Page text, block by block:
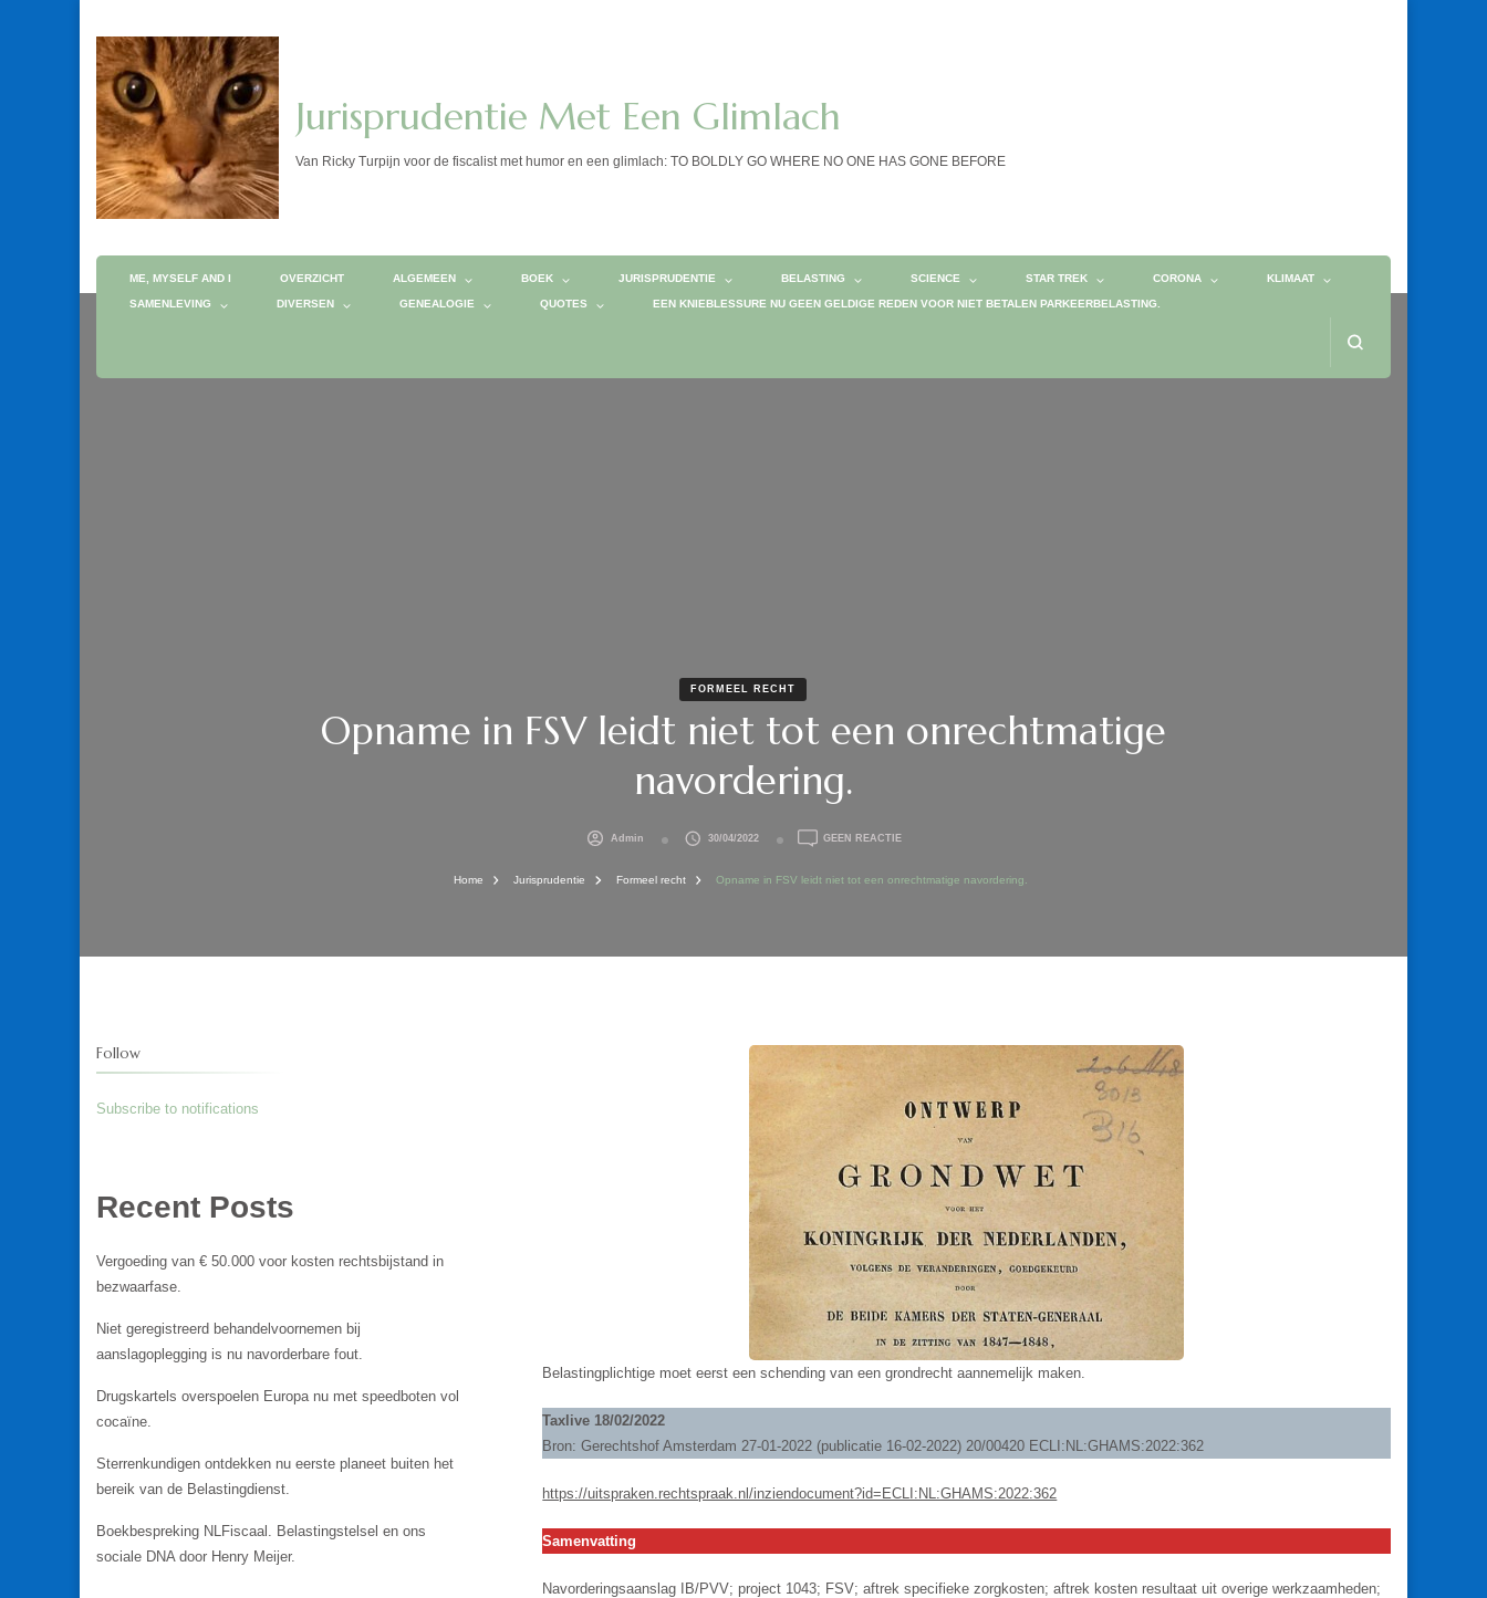
Jurisprudentie Met Een Glimlach
Van Ricky Turpijn voor de fiscalist met humor en een glimlach: TO BOLDLY GO WHERE NO ONE HAS GONE BEFORE
ME, MYSELF AND I OVERZICHT ALGEMEEN BOEK JURISPRUDENTIE BELASTING SCIENCE STAR TREK CORONA KLIMAAT
SAMENLEVING DIVERSEN GENEALOGIE QUOTES EEN KNIEBLESSURE NU GEEN GELDIGE REDEN VOOR NIET BETALEN PARKEERBELASTING.
FORMEEL RECHT
Opname in FSV leidt niet tot een onrechtmatige
navordering.
Admin 30/04/2022 GEEN REACTIEOP
FSV
Home Jurisprudentie Formeel recht Opname in FSV leidt niet tot een onrechtmatige navordering.
Belastingplichtige moet eerst een schending van een grondrecht aannemelijk maken.
Taxlive 18/02/2022
Bron: Gerechtshof Amsterdam 27-01-2022 (publicatie 16-02-2022) 20/00420 ECLI:NL:GHAMS:2022:362
https://uitspraken.rechtspraak.nl/inziendocument?id=ECLI:NL:GHAMS:2022:362
Samenvatting
Navorderingsaanslag IB/PVV; project 1043; FSV; aftrek specifieke zorgkosten; aftrek kosten resultaat uit overige werkzaamheden;
Follow
Subscribe to notifications
Recent Posts
Vergoeding van € 50.000 voor kosten rechtsbijstand in
bezwaarfase.
Niet geregistreerd behandelvoornemen bij
aanslagoplegging is nu navorderbare fout.
Drugskartels overspoelen Europa nu met speedboten vol
cocaïne.
Sterrenkundigen ontdekken nu eerste planeet buiten het
bereik van de Belastingdienst.
Boekbespreking NLFiscaal. Belastingstelsel en ons
sociale DNA door Henry Meijer.